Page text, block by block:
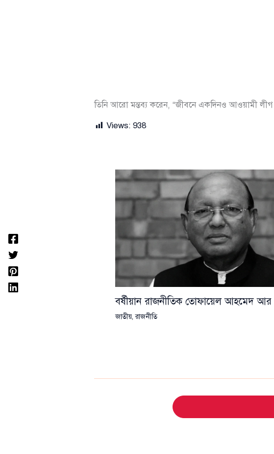
তিনি আরো মন্তব্য করেন, “জীবনে একদিনও আওয়ামী
Views: 938
বর্ষীয়ান রাজনীতিক তোফায়েল আহমেদ আর
জাতীয়,রাজনীতি